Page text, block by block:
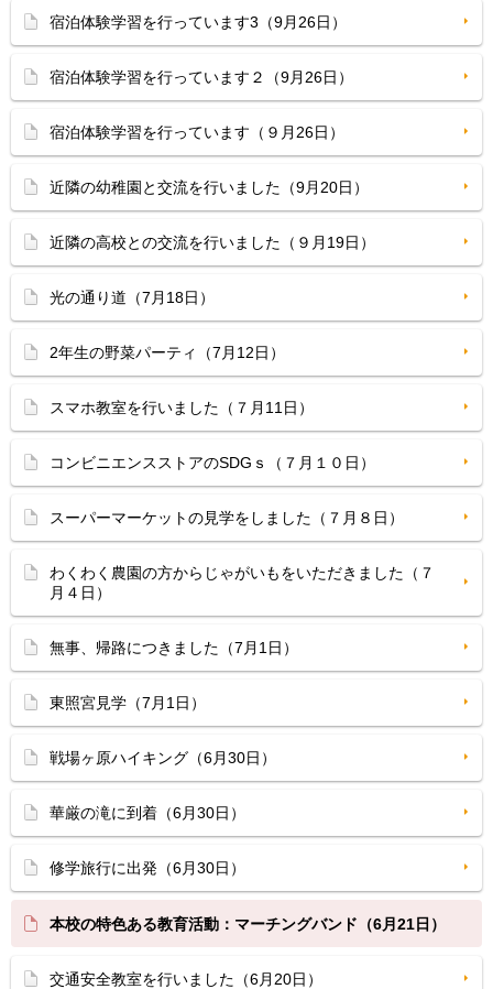
宿泊体験学習を行っています3（9月26日）
宿泊体験学習を行っています２（9月26日）
宿泊体験学習を行っています（９月26日）
近隣の幼稚園と交流を行いました（9月20日）
近隣の高校との交流を行いました（９月19日）
光の通り道（7月18日）
2年生の野菜パーティ（7月12日）
スマホ教室を行いました（７月11日）
コンビニエンスストアのSDGｓ（７月１０日）
スーパーマーケットの見学をしました（７月８日）
わくわく農園の方からじゃがいもをいただきました（７
月４日）
無事、帰路につきました（7月1日）
東照宮見学（7月1日）
戦場ヶ原ハイキング（6月30日）
華厳の滝に到着（6月30日）
修学旅行に出発（6月30日）
本校の特色ある教育活動：マーチングバンド（6月21日）
交通安全教室を行いました（6月20日）